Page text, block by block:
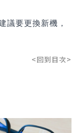
議要更換新機，
<回到目次>